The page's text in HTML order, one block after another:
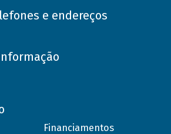
e endereços
Financiamentos